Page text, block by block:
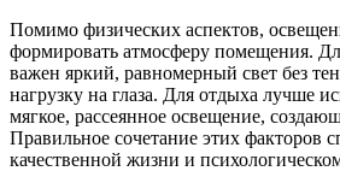
Помимо физических аспектов,
формировать атмосферу помещения.
важен яркий, равномерный свет без
нагрузку на глаза. Для отдыха лучше
мягкое, рассеянное освещение,
Правильное сочетание этих факторов
качественной жизни и